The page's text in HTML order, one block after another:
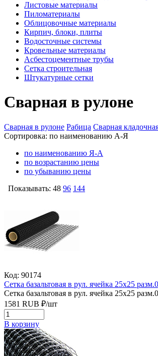
Листовые материалы
Пиломатериалы
Облицовочные материалы
Кирпич, блоки, плиты
Водосточные системы
Кровельные материалы
Асбестоцементные трубы
Сетка строительная
Штукатурные сетки
Сварная в рулоне
Сварная в рулоне Рабица Сварная
Сортировка: по наименованию А-Я
по наименованию Я-А
по возрастанию цены
по убыванию цены
Показывать: 48 96 144
Код: 90174
Сетка базальтовая в рул. ячейка 25х25
Сетка базальтовая в рул. ячейка 25х25
1581 RUB ₽/шт
В корзину